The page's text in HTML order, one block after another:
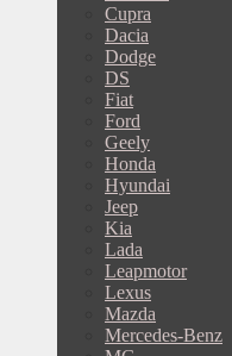
Cupra
Dacia
Dodge
DS
Fiat
Ford
Geely
Honda
Hyundai
Jeep
Kia
Lada
Leapmotor
Lexus
Mazda
Mercedes-Benz